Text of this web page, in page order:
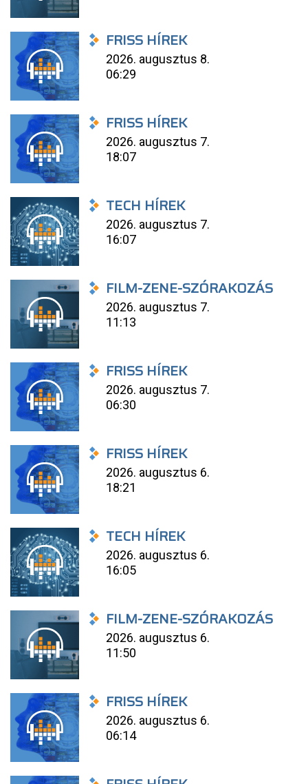
FRISS HÍREK
2026. augusztus 8.
06:29
FRISS HÍREK
2026. augusztus 7.
18:07
TECH HÍREK
2026. augusztus 7.
16:07
FILM-ZENE-SZÓRAKOZÁS
2026. augusztus 7.
11:13
FRISS HÍREK
2026. augusztus 7.
06:30
FRISS HÍREK
2026. augusztus 6.
18:21
TECH HÍREK
2026. augusztus 6.
16:05
FILM-ZENE-SZÓRAKOZÁS
2026. augusztus 6.
11:50
FRISS HÍREK
2026. augusztus 6.
06:14